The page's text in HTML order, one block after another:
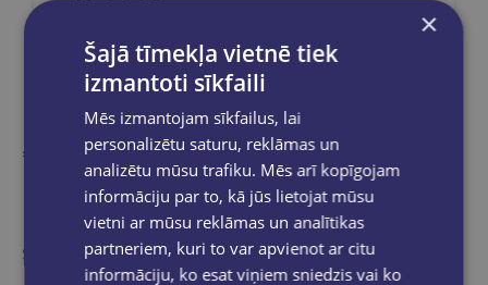
Kāds nesen iegādājās
Šīs preces ir pamanījuši citi e-veikala apmeklētāji
×
Šajā tīmekļa vietnē tiek
izmantoti sīkfaili
Mēs izmantojam sīkfailus, lai
personalizētu saturu, reklāmas un
analizētu mūsu trafiku. Mēs arī kopīgojam
informāciju par to, kā jūs lietojat mūsu
vietni ar mūsu reklāmas un analītikas
partneriem, kuri to var apvienot ar citu
informāciju, ko esat viņiem sniedzis vai ko